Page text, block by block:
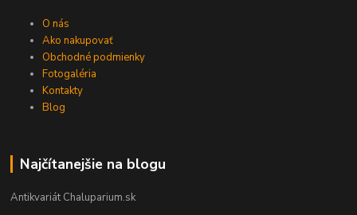
O nás
Ako nakupovať
Obchodné podmienky
Fotogaléria
Kontakty
Blog
Najčítanejšie na blogu
Antikvariát Chaluparium.sk